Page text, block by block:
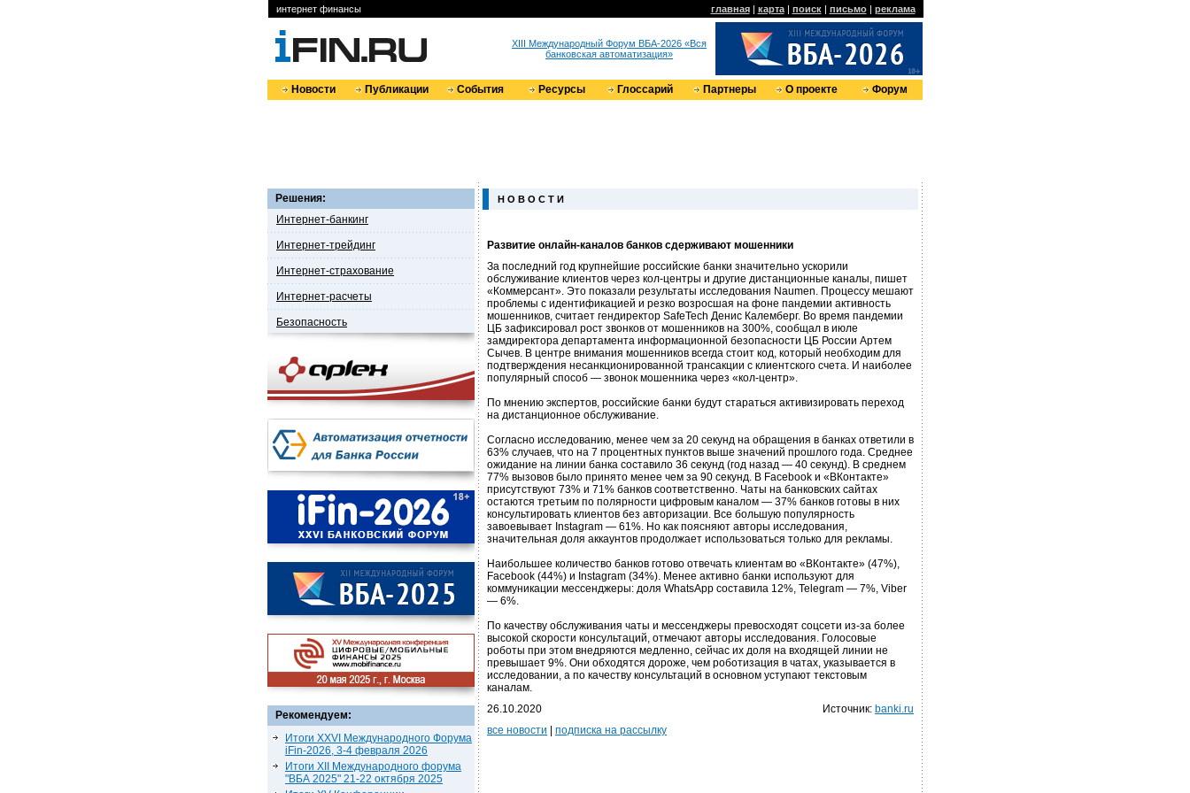
интернет финансы главная| карта| поиск| письмо| реклама
XIII Международный Форум ВБА-2026 «Вся
банковская автоматизация»
Новости Публикации События Ресурсы Глоссарий Партнеры О проекте Форум
Решения:
Интернет-банкинг
Интернет-трейдинг
Интернет-страхование
Интернет-расчеты
Безопасность
Рекомендуем:
Итоги XXVI Международного Форума
iFin-2026, 3-4 февраля 2026
Итоги XII Международного форума
"ВБА 2025" 21-22 октября 2025
Н О В О С Т И
Развитие онлайн-каналов банков сдерживают мошенники
За последний год крупнейшие российские банки значительно ускорили
обслуживание клиентов через кол-центры и другие дистанционные каналы, пишет
«Коммерсант». Это показали результаты исследования Naumen. Процессу мешают
проблемы с идентификацией и резко возросшая на фоне пандемии активность
мошенников, считает гендиректор SafeTech Денис Калемберг. Во время пандемии
ЦБ зафиксировал рост звонков от мошенников на 300%, сообщал в июле
замдиректора департамента информационной безопасности ЦБ России Артем
Сычев. В центре внимания мошенников всегда стоит код, который необходим для
подтверждения несанкционированной транcакции с клиентского счета. И наиболее
популярный способ — звонок мошенника через «кол-центр».
По мнению экспертов, российские банки будут стараться активизировать переход
на дистанционное обслуживание.
Согласно исследованию, менее чем за 20 секунд на обращения в банках ответили в
63% случаев, что на 7 процентных пунктов выше значений прошлого года. Среднее
ожидание на линии банка составило 36 секунд (год назад — 40 секунд). В среднем
77% вызовов было принято менее чем за 90 секунд. В Facebook и «ВКонтакте»
присутствуют 73% и 71% банков соответственно. Чаты на банковских сайтах
остаются третьим по полярности цифровым каналом — 37% банков готовы в них
консультировать клиентов без авторизации. Все большую популярность
завоевывает Instagram — 61%. Но как поясняют авторы исследования,
значительная доля аккаунтов продолжает использоваться только для рекламы.
Наибольшее количество банков готово отвечать клиентам во «ВКонтакте» (47%),
Facebook (44%) и Instagram (34%). Менее активно банки используют для
коммуникации мессенджеры: доля WhatsApp составила 12%, Telegram — 7%, Viber
— 6%.
По качеству обслуживания чаты и мессенджеры превосходят соцсети из-за более
высокой скорости консультаций, отмечают авторы исследования. Голосовые
роботы при этом внедряются медленно, сейчас их доля на входящей линии не
превышает 9%. Они обходятся дороже, чем роботизация в чатах, указывается в
исследовании, а по качеству консультаций в основном уступают текстовым
каналам.
26.10.2020
Источник: banki.ru
все новости
подписка на рассылку